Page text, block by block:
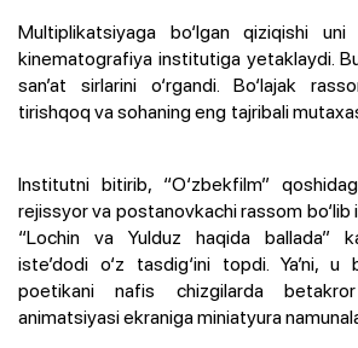
Multiplikatsiyaga bo‘lgan qiziqishi
kinematografiya institutiga yetaklaydi.
san’at sirlarini o‘rgandi. Bo‘lajak
tirishqoq va sohaning eng tajribali
Institutni bitirib, “O‘zbekfilm”
rejissyor va postanovkachi rassom bo‘lib
“Lochin va Yulduz haqida ballada”
iste’dodi o‘z tasdig‘ini topdi. Ya’ni,
poetikani nafis chizgilarda
animatsiyasi ekraniga miniatyura